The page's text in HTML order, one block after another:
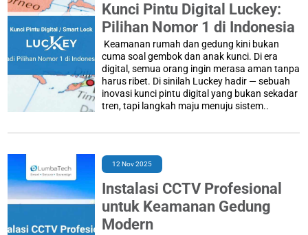
Kunci Pintu Digital Luckey:
Pilihan Nomor 1 di Indonesia
Keamanan rumah dan gedung kini bukan
cuma soal gembok dan anak kunci. Di era
digital, semua orang ingin merasa aman tanpa
harus ribet. Di sinilah Luckey hadir — sebuah
inovasi kunci pintu digital yang bukan sekadar
tren, tapi langkah maju menuju sistem..
12 Nov 2025
Instalasi CCTV Profesional
untuk Keamanan Gedung
Modern